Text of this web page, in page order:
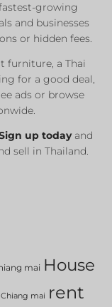
Estate Agents
Sale & Rent
Now
growing
and businesses
or hidden fees.
furniture, a Thai
for a good deal,
ads or browse
up todayand
sell in Thailand.
mai House
Chiang mai rent